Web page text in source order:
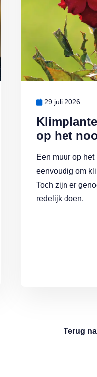
op het
29 juli 2026
Een muur op
eenvoudig om
Toch zijn er
redelijk doen.
Terug